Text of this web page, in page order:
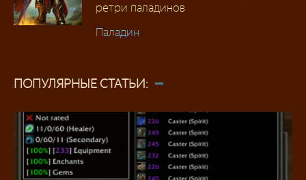
ретри паладинов
Паладин
ПОПУЛЯРНЫЕ СТАТЬИ: